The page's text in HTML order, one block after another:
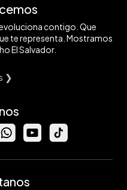
contigo. Que
te representa. Mostramos
El Salvador.
❯